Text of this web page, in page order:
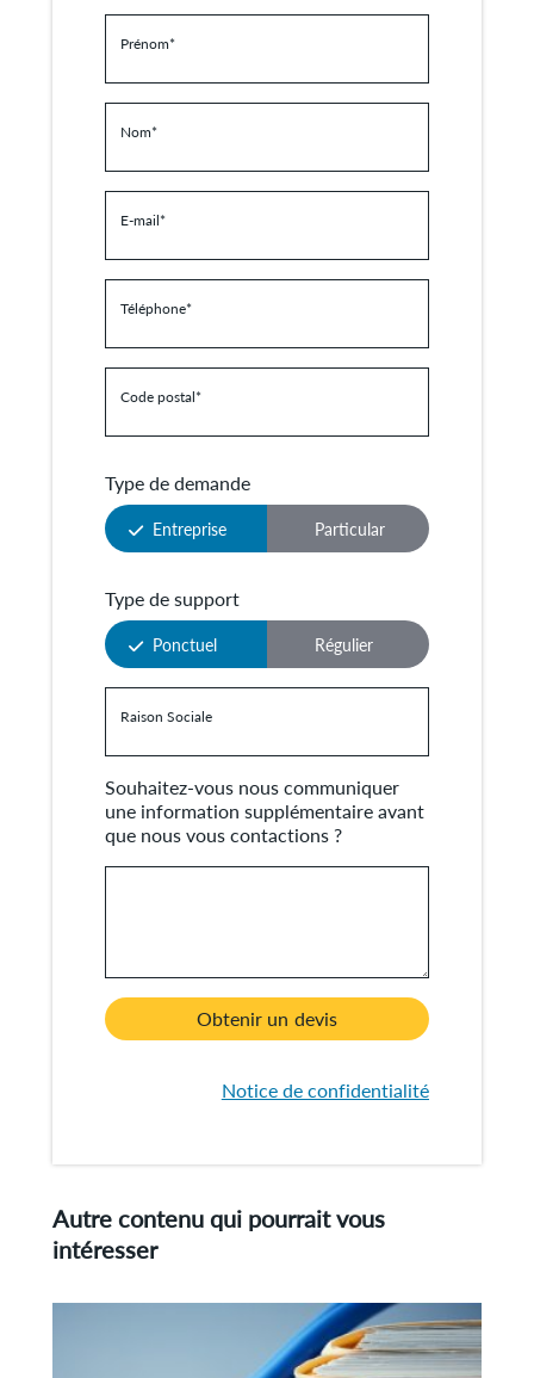
Prénom*
Nom*
E-mail*
Téléphone*
Code postal*
Type de demande
Entreprise Particular
Type de support
Ponctuel Régulier
Raison Sociale
Souhaitez-vous nous communiquer
une information supplémentaire avant
que nous vous contactions ?
Obtenir un devis
Notice de confidentialité
Autre contenu qui pourrait vous
intéresser